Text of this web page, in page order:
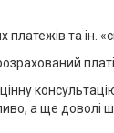
та ін.
а ще доволі